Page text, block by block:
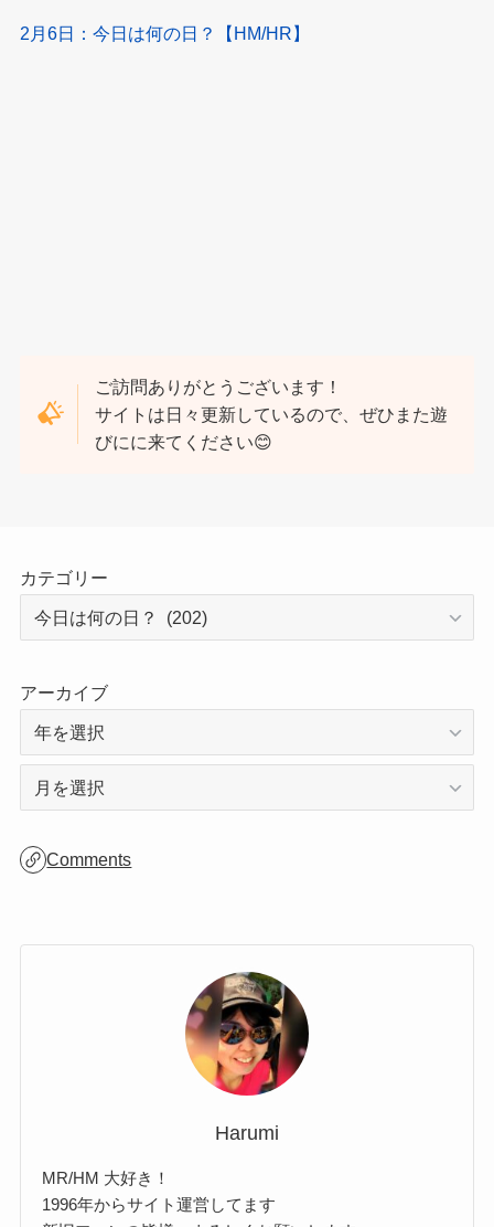
2月6日：今日は何の日？【HM/HR】
カテゴリー
アーカイブ